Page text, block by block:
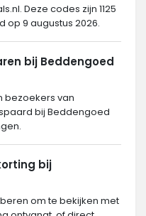
Deze codes zijn 1125
op 9 augustus 2026.
bij Beddengoed
bezoekers van
bij Beddengoed
bij
om te bekijken met